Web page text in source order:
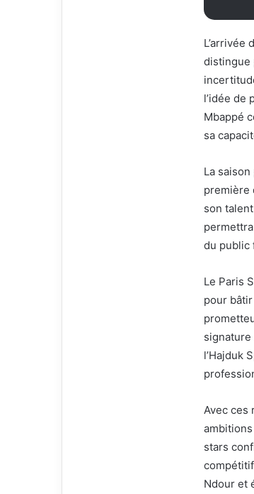
L’arrivée
distingue
l’idée de
Mbappé
sa
La saison
première
son
du public
Le Paris
pour
signature
l’Hajduk
Avec ces
stars
Ndour et